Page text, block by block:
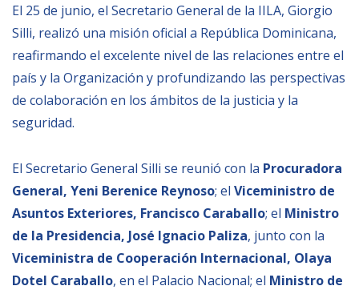
Patrimonio cultural
Empoderamiento socio-económico
Justicia y Seguridad
EUROsociAL
EL PAcCTO
EUROFRONT
COPOLAD III
AL-INVEST Verde
MEDIOS
El 25 de junio, el Secretario General de la IILA, Giorgio
Silli, realizó una misión oficial a República Dominicana,
reafirmando el excelente nivel de las relaciones entre el
país y la Organización y profundizando las perspectivas
de colaboración en los ámbitos de la justicia y la
seguridad.
El Secretario General Silli se reunió con la Procuradora
General, Yeni Berenice Reynoso; el Viceministro de
Asuntos Exteriores, Francisco Caraballo; el Ministro
de la Presidencia, José Ignacio Paliza, junto con la
Viceministra de Cooperación Internacional, Olaya
Dotel Caraballo, en el Palacio Nacional; el Ministro de